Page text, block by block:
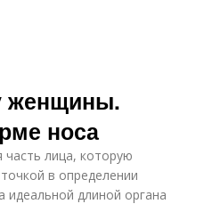
женщины.
носа
лица, которую
в определении
идеальной длиной органа